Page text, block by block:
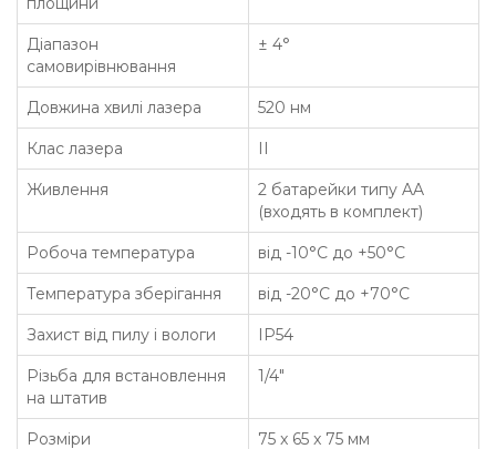
Діапазон
самовирівнювання
± 4°
Довжина хвилі лазера 520 нм
Клас лазера II
Живлення
2 батарейки типу AA
(входять в комплект)
Робоча температура від -10°С до +50°С
Температура зберігання від -20°С до +70°С
Захист від пилу і вологи IP54
Різьба для встановлення
на штатив
1/4"
Розміри 75 x 65 x 75 мм